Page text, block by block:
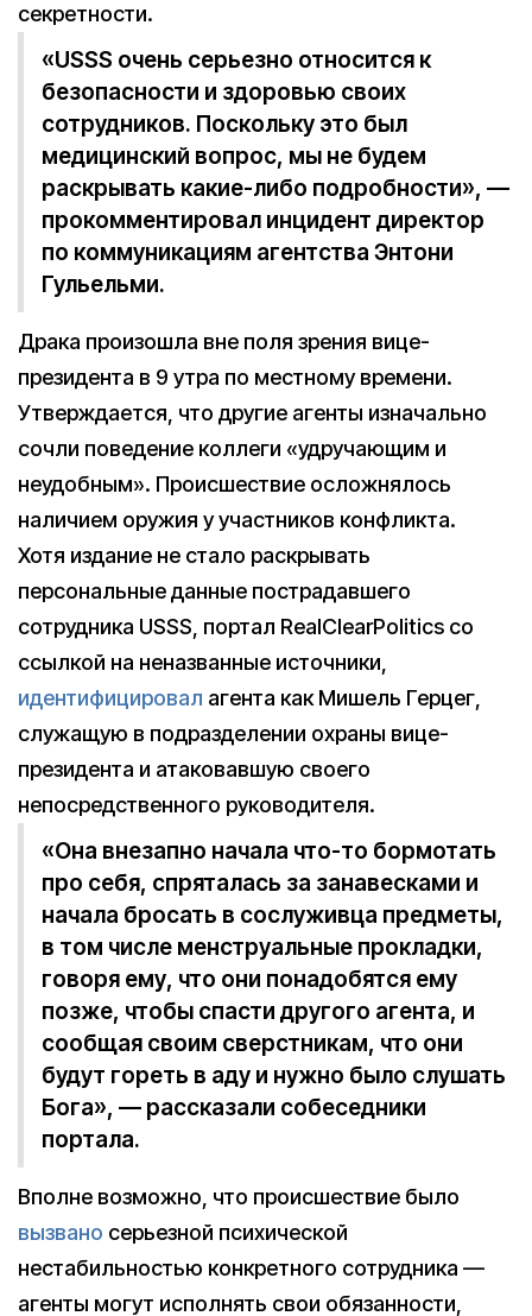
секретности.
«USSS очень серьезно относится к
безопасности и здоровью своих
сотрудников. Поскольку это был
медицинский вопрос, мы не будем
раскрывать какие-либо подробности», —
прокомментировал инцидент директор
по коммуникациям агентства Энтони
Гульельми.
Драка произошла вне поля зрения вице-
президента в 9 утра по местному времени.
Утверждается, что другие агенты изначально
сочли поведение коллеги «удручающим и
неудобным». Происшествие осложнялось
наличием оружия у участников конфликта.
Хотя издание не стало раскрывать
персональные данные пострадавшего
сотрудника USSS, портал RealClearPolitics со
ссылкой на неназванные источники,
идентифицировал агента как Мишель Герцег,
служащую в подразделении охраны вице-
президента и атаковавшую своего
непосредственного руководителя.
«Она внезапно начала что-то бормотать
про себя, спряталась за занавесками и
начала бросать в сослуживца предметы,
в том числе менструальные прокладки,
говоря ему, что они понадобятся ему
позже, чтобы спасти другого агента, и
сообщая своим сверстникам, что они
будут гореть в аду и нужно было слушать
Бога», — рассказали собеседники
портала.
Вполне возможно, что происшествие было
вызвано серьезной психической
нестабильностью конкретного сотрудника —
агенты могут исполнять свои обязанности,